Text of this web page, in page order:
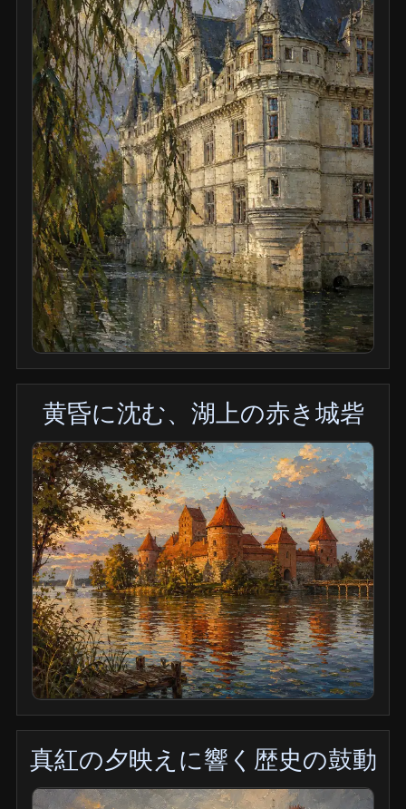
黄昏に沈む、湖上の赤き城砦
真紅の夕映えに響く歴史の鼓動